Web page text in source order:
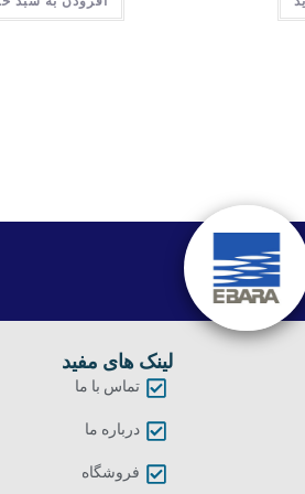
لینک های مفید
تماس با ما
درباره ما
فروشگاه